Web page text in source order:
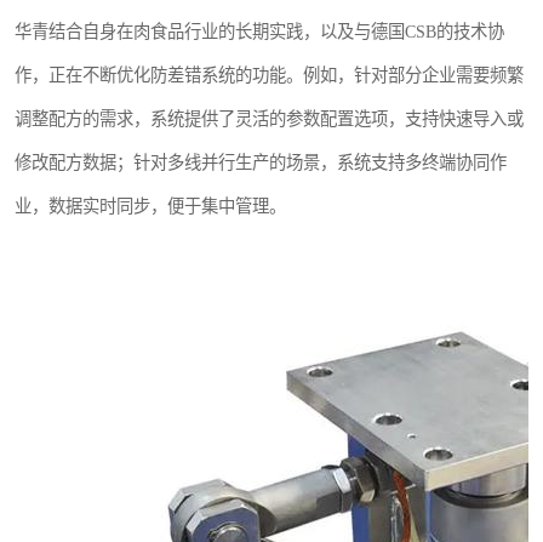
华青结合自身在肉食品行业的长期实践，以及与德国CSB的技术协
作，正在不断优化防差错系统的功能。例如，针对部分企业需要频繁
调整配方的需求，系统提供了灵活的参数配置选项，支持快速导入或
修改配方数据；针对多线并行生产的场景，系统支持多终端协同作
业，数据实时同步，便于集中管理。